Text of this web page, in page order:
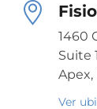
1460
Suite
Apex,
Ver